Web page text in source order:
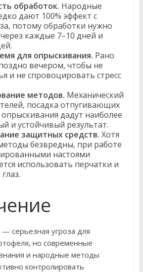
обработок. Народные
дают 100% эффект с
потому обработки нужно
каждые 7–10 дней и
для опрыскивания. Рано
вечером, чтобы не
и не спровоцировать стресс
методов. Механический
посадка отпугивающих
дадут наиболее
и устойчивый результат.
защитных средств. Хотя
безвредны, при работе
настоями
использовать перчатки и
серьезная угроза для
но современные
и народные методы
контролировать